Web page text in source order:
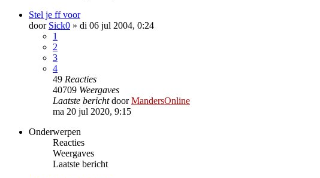
Stel je ff voor
door Sick0 » di 06 jul 2004, 0:24
1
2
3
4
49 Reacties
40709 Weergaves
Laatste berichtdoorMandersOnline
ma 20 jul 2020, 9:15
Onderwerpen
Reacties
Weergaves
Laatste bericht